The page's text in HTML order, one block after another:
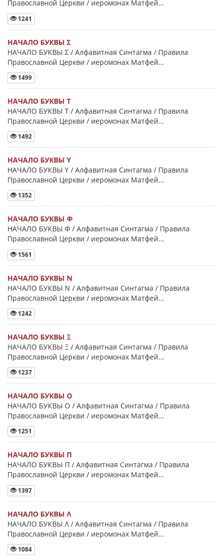
Православной Церкви / иеромонах Матфей...
1241
НАЧАЛО БУКВЫ Σ
НАЧАЛО БУКВЫ Σ / Алфавитная Синтагма / Правила
Православной Церкви / иеромонах Матфей...
1499
НАЧАЛО БУКВЫ Τ
НАЧАЛО БУКВЫ Τ / Алфавитная Синтагма / Правила
Православной Церкви / иеромонах Матфей...
1492
НАЧАЛО БУКВЫ Y
НАЧАЛО БУКВЫ Y / Алфавитная Синтагма / Правила
Православной Церкви / иеромонах Матфей...
1352
НАЧАЛО БУКВЫ Φ
НАЧАЛО БУКВЫ Φ / Алфавитная Синтагма / Правила
Православной Церкви / иеромонах Матфей...
1561
НАЧАЛО БУКВЫ Ν
НАЧАЛО БУКВЫ Ν / Алфавитная Синтагма / Правила
Православной Церкви / иеромонах Матфей...
1242
НАЧАЛО БУКВЫ Ξ
НАЧАЛО БУКВЫ Ξ / Алфавитная Синтагма / Правила
Православной Церкви / иеромонах Матфей...
1237
НАЧАЛО БУКВЫ Ο
НАЧАЛО БУКВЫ Ο / Алфавитная Синтагма / Правила
Православной Церкви / иеромонах Матфей...
1251
НАЧАЛО БУКВЫ Π
НАЧАЛО БУКВЫ Π / Алфавитная Синтагма / Правила
Православной Церкви / иеромонах Матфей...
1397
НАЧАЛО БУКВЫ Λ
НАЧАЛО БУКВЫ Λ / Алфавитная Синтагма / Правила
Православной Церкви / иеромонах Матфей...
1084